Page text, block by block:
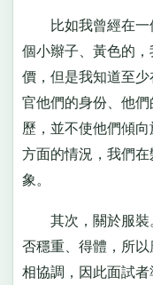
比如我曾經在一
個小辮子、黃色的
價，但是我知道至
官他們的身份、他
歷，並不使他們傾
方面的情況，我們
象。
其次，關於服裝
否穩重、得體，所
相協調，因此面試